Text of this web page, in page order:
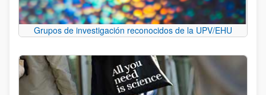
Grupos de investigación reconocidos de la UPV/EHU